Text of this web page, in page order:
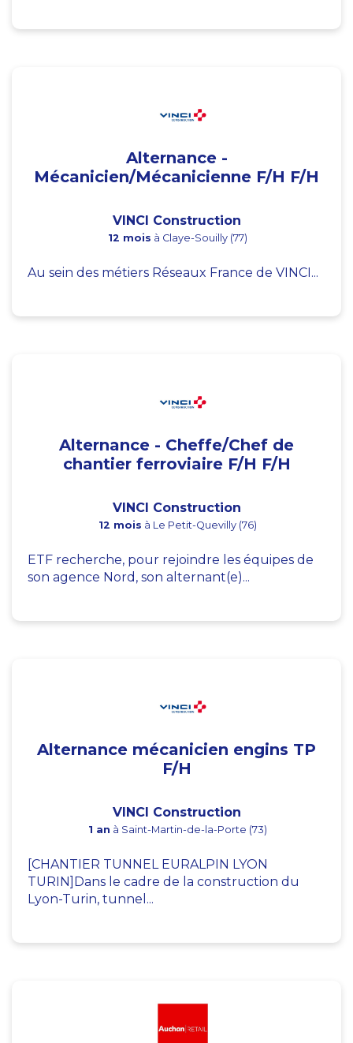
Alternance -
Mécanicien/Mécanicienne F/H F/H
VINCI Construction
12 mois à Claye-Souilly (77)
Au sein des métiers Réseaux France de VINCI...
Alternance - Cheffe/Chef de
chantier ferroviaire F/H F/H
VINCI Construction
12 mois à Le Petit-Quevilly (76)
ETF recherche, pour rejoindre les équipes de
son agence Nord, son alternant(e)...
Alternance mécanicien engins TP
F/H
VINCI Construction
1 an à Saint-Martin-de-la-Porte (73)
[CHANTIER TUNNEL EURALPIN LYON
TURIN]Dans le cadre de la construction du
Lyon-Turin, tunnel...